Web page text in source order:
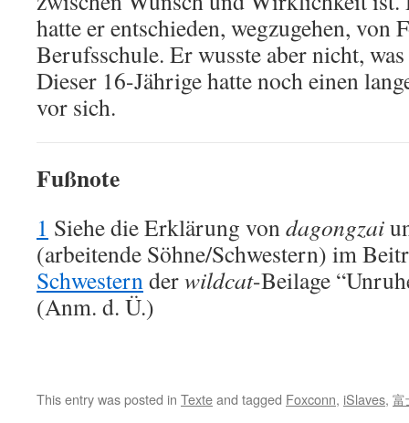
hatte er entschieden, wegzugehen, von
Berufsschule. Er wusste aber nicht,
Dieser 16-Jährige hatte noch einen
vor sich.
Fußnote
1 Siehe die Erklärung vondagongzai
(arbeitende Söhne/Schwestern) im
Schwesternderwildcat-Beilage
(Anm. d. Ü.)
This entry was posted in Texteand tagged Foxconn, iSlaves, 富